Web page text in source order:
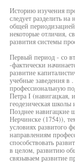
Историю изучения
следует разделить на
общей
некоторые отличия,
развития системы
Первый период - со
-фактически
развитие
учебные заведения в
профессиональную
Петра I (навигацкая,
геодезическая
Позднее навигацкие
Нерчинске (1754)),
условиях развитого
направлениям
способствовать
в целом, развитию
связываем развитие